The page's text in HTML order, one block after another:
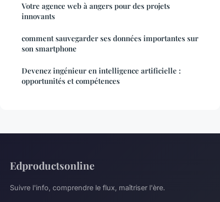
Votre agence web à angers pour des projets
innovants
comment sauvegarder ses données importantes sur
son smartphone
Devenez ingénieur en intelligence artificielle :
opportunités et compétences
Edproductsonline
Suivre l'info, comprendre le flux, maîtriser l'ère.